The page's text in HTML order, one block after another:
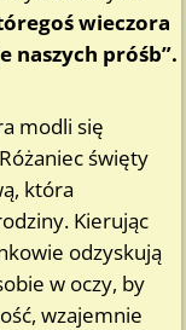
wieczora
naszych próśb”.
modli się
święty
która
Kierując
odzyskują
w oczy, by
wzajemnie